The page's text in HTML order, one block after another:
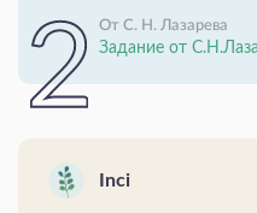
От С. Н. Лазарева
Задание от
Inci